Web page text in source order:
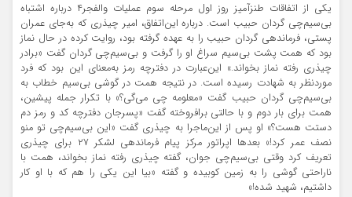
یکی از اتفاقات طنزآمیز روز اول مرحله سوم عملیات والفجر۴ درباره اشتباه
بی‌سیم‌چی گردان حبیب است. درباره این‌اتفاق، امیر چیذری که به‌جای عمران
پستی، فرماندهی گردان حبیب را به عهده گرفته بود، روایت کرده در حال نماز
بود که همت پشت بی‌سیم سراغ او را گرفت و بی‌سیم‌چی گردان گفت «برادر
چیذری رفته نماز بخواند.» این‌عبارت در دفترچه رمز به‌معنای این بود که فرد
موردنظر به شهادت رسیده است. در نتیجه همت در گوشی بی‌سیم خطاب به
بی‌سیم‌چی گردان حبیب گفت «معلومه چی می‌گی؟» با تکرار جمله پیشین،
همت برای بار دوم و با حالتی برافروخته گفت «پسرجان دفترچه کد و رمز دم
دستت هست؟» او پس از این‌ماجرا به چیذری گفت «این بی‌سیم‌چی تو منو
نصف عمر کرد!» بعدها اپراتور مرکز پیام فرماندهی لشکر ۲۷ برای چیذری
تعریف کرد وقتی بی‌سیم‌چی جوان، گفته چیذری رفته نماز بخواند، همت با
ناراحتی گوشی را به زمین کوبیده و گفته «بیا این یکی را هم که با او کار
داشتیم، شهید شده!»